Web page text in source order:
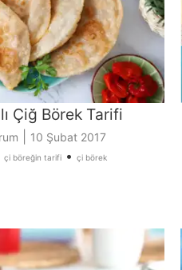
Çiğ Börek Tarifi
10 Şubat 2017
çi böreğin tarifi • çi börek